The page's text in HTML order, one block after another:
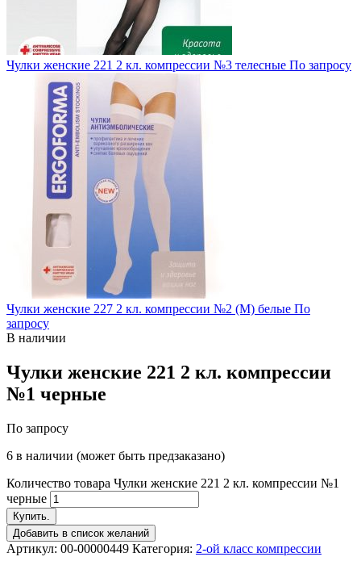
Чулки женские 221 2 кл. компрессии №3 телесные По запросу
Чулки женские 227 2 кл. компрессии №2 (M) белые По
запросу
В наличии
Чулки женские 221 2 кл. компрессии
№1 черные
По запросу
6 в наличии (может быть предзаказано)
Количество товара Чулки женские 221 2 кл. компрессии №1
черные
Купить.
Добавить в список желаний
Артикул: 00-00000449 Категория: 2-ой класс компрессии